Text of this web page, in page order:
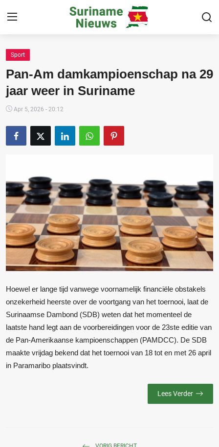
Home
Buitenland
Sport
Cultuur & Media
Over
Sport
Pan-Am damkampioenschap na 29
jaar weer in Suriname
Apr 5, 2026 - 20:12
Hoewel er lange tijd vanwege voornamelijk financiële obstakels
onzekerheid heerste over de voortgang van het toernooi, laat de
Surinaamse Dambond (SDB) weten dat het momenteel de
laatste hand legt aan de voorbereidingen voor de 23ste editie van
de Pan-Amerikaanse kampioenschappen (PAMDCC). De SDB
maakte vrijdag bekend dat het toernooi van 18 tot en met 26 april
in Paramaribo plaatsvindt.
Lees Verder